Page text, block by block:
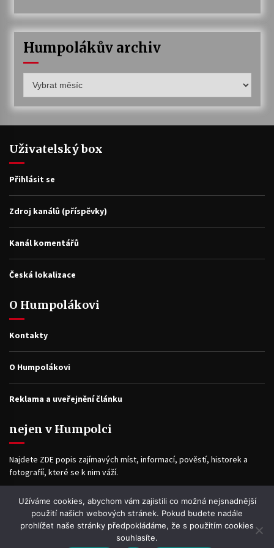
Humpolákův archiv
archiv
Uživatelský box
Přihlásit se
Zdroj kanálů (příspěvky)
Kanál komentářů
Česká lokalizace
O Humpolákovi
Kontakty
O Humpolákovi
Reklama a uveřejnění článku
nejen v Humpolci
Najdete ZDE popis zajímavých míst, informací, pověstí, historek a
fotografíí, které se k nim váží.
Facebook
Užíváme cookies, abychom vám zajistili co možná nejsnadnější
použití našich webových stránek. Pokud budete nadále
prohlížet naše stránky předpokládáme, že s použitím cookies
souhlasíte.